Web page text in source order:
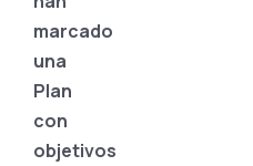
marcado
una
Plan
con
objetivos